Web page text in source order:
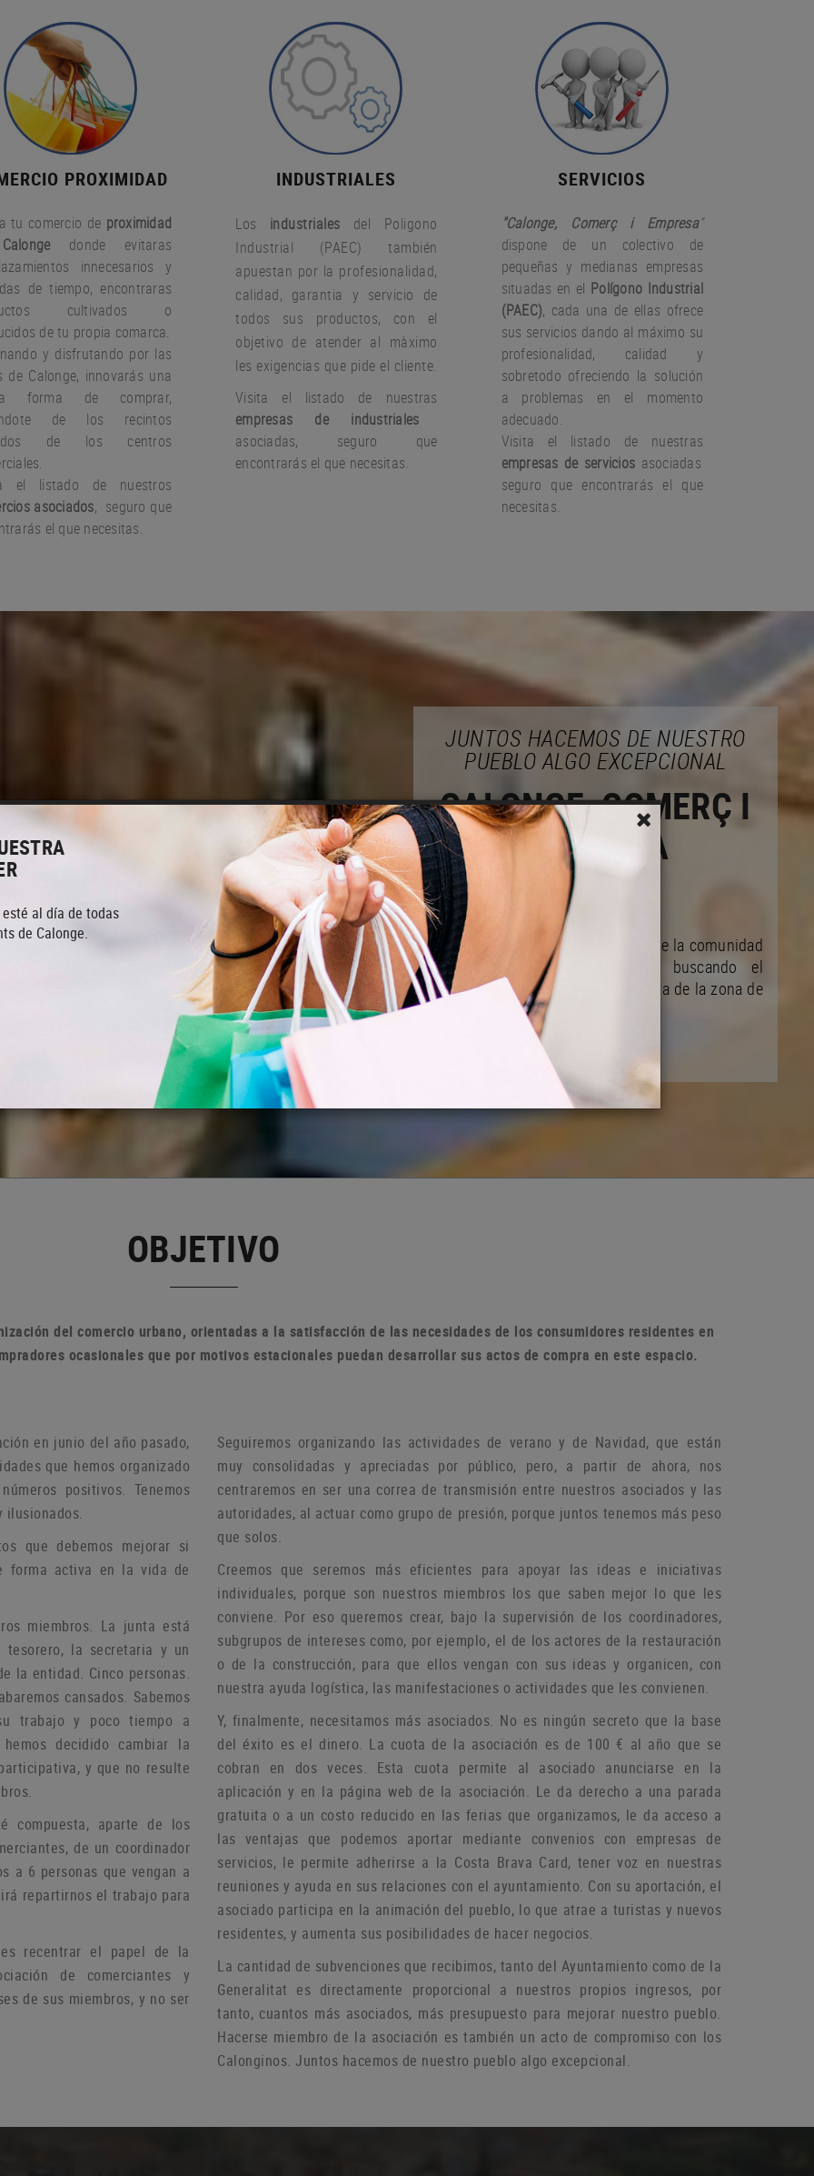
PROXIMIDAD
tu comercio de proximidad
donde evitaras
innecesarios y
de tiempo, encontraras
cultivados o
de tu propia comarca.
y disfrutando por las
de Calonge, innovarás una
forma de comprar,
de los recintos
de los centros
el listado de nuestros
asociados, seguro que
el que necesitas.
INDUSTRIALES
Los industriales del Poligono
Industrial (PAEC) también
apuestan por la profesionalidad,
calidad, garantia y servicio de
todos sus productos, con el
objetivo de atender al màximo
les exigencias que pide el cliente.
Visita el listado de nuestras
empresas de industriales
asociadas, seguro que
encontrarás el que necesitas.
SERVICIOS
"Calonge, Comerç i Empresa"
dispone de un colectivo de
pequeñas y medianas empresas
situadas en el Polígono Industrial
(PAEC), cada una de ellas ofrece
sus servicios dando al máximo su
profesionalidad, calidad y
sobretodo ofreciendo la solución
a problemas en el momento
adecuado.
Visita el listado de nuestras
empresas de servicios asociadas
seguro que encontrarás el que
necesitas.
JUNTOS HACEMOS DE NUESTRO
PUEBLO ALGO EXCEPCIONAL
CALONGE, COMERÇ I
EMPRESA
Actuamos en bien de las mejoras de la comunidad
y de su desarrollo ciudadano buscando el
mejoramiento de la vida comunitaria de la zona de
la población
OBJETIVO
del comercio urbano, orientadas a la satisfacción de las necesidades de los consumidores residentes en
ocasionales que por motivos estacionales puedan desarrollar sus actos de compra en este espacio.
en junio del año pasado,
que hemos organizado
positivos. Tenemos
ilusionados.
que debemos mejorar si
forma activa en la vida de
miembros. La junta está
la secretaria y un
la entidad. Cinco personas.
cansados. Sabemos
trabajo y poco tiempo a
decidido cambiar la
y que no resulte
compuesta, aparte de los
de un coordinador
a 6 personas que vengan a
repartirnos el trabajo para
recentrar el papel de la
de comerciantes y
de sus miembros, y no ser
Seguiremos organizando las actividades de verano y de Navidad, que están
muy consolidadas y apreciadas por público, pero, a partir de ahora, nos
centraremos en ser una correa de transmisión entre nuestros asociados y las
autoridades, al actuar como grupo de presión, porque juntos tenemos más peso
que solos.
Creemos que seremos más eficientes para apoyar las ideas e iniciativas
individuales, porque son nuestros miembros los que saben mejor lo que les
conviene. Por eso queremos crear, bajo la supervisión de los coordinadores,
subgrupos de intereses como, por ejemplo, el de los actores de la restauración
o de la construcción, para que ellos vengan con sus ideas y organicen, con
nuestra ayuda logística, las manifestaciones o actividades que les convienen.
Y, finalmente, necesitamos más asociados. No es ningún secreto que la base
del éxito es el dinero. La cuota de la asociación es de 100 € al año que se
cobran en dos veces. Esta cuota permite al asociado anunciarse en la
aplicación y en la página web de la asociación. Le da derecho a una parada
gratuita o a un costo reducido en las ferias que organizamos, le da acceso a
las ventajas que podemos aportar mediante convenios con empresas de
servicios, le permite adherirse a la Costa Brava Card, tener voz en nuestras
reuniones y ayuda en sus relaciones con el ayuntamiento. Con su aportación, el
asociado participa en la animación del pueblo, lo que atrae a turistas y nuevos
residentes, y aumenta sus posibilidades de hacer negocios.
La cantidad de subvenciones que recibimos, tanto del Ayuntamiento como de la
Generalitat es directamente proporcional a nuestros propios ingresos, por
tanto, cuantos más asociados, más presupuesto para mejorar nuestro pueblo.
Hacerse miembro de la asociación es también un acto de compromiso con los
Calonginos. Juntos hacemos de nuestro pueblo algo excepcional.
al día de todas
de Calonge.